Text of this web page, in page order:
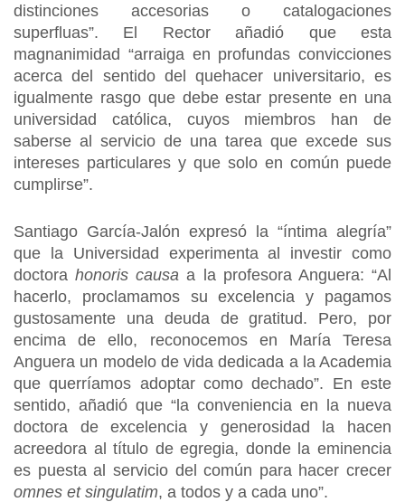
distinciones accesorias o catalogaciones
superfluas”. El Rector añadió que esta
magnanimidad “arraiga en profundas convicciones
acerca del sentido del quehacer universitario, es
igualmente rasgo que debe estar presente en una
universidad católica, cuyos miembros han de
saberse al servicio de una tarea que excede sus
intereses particulares y que solo en común puede
cumplirse”.
Santiago García-Jalón expresó la “íntima alegría”
que la Universidad experimenta al investir como
doctorahonoris causa a la profesora Anguera: “Al
hacerlo, proclamamos su excelencia y pagamos
gustosamente una deuda de gratitud. Pero, por
encima de ello, reconocemos en María Teresa
Anguera un modelo de vida dedicada a la Academia
que querríamos adoptar como dechado”. En este
sentido, añadió que “la conveniencia en la nueva
doctora de excelencia y generosidad la hacen
acreedora al título de egregia, donde la eminencia
es puesta al servicio del común para hacer crecer
omnes et singulatim, a todos y a cada uno”.